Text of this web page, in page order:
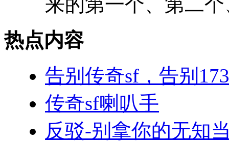
热点内容
告别传奇sf，告别
传奇sf喇叭手
反驳-别拿你的无知